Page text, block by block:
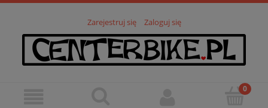
Zarejestruj się Zaloguj się